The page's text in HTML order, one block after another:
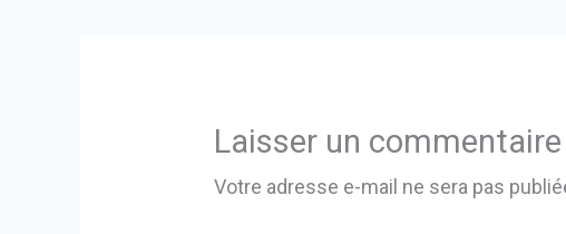
Laisser un commentaire
Votre adresse e-mail ne sera pas